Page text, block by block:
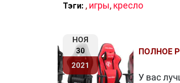
Тэги: , игры, кресло
НОЯ
30
2021
ПОЛНОЕ
У вас